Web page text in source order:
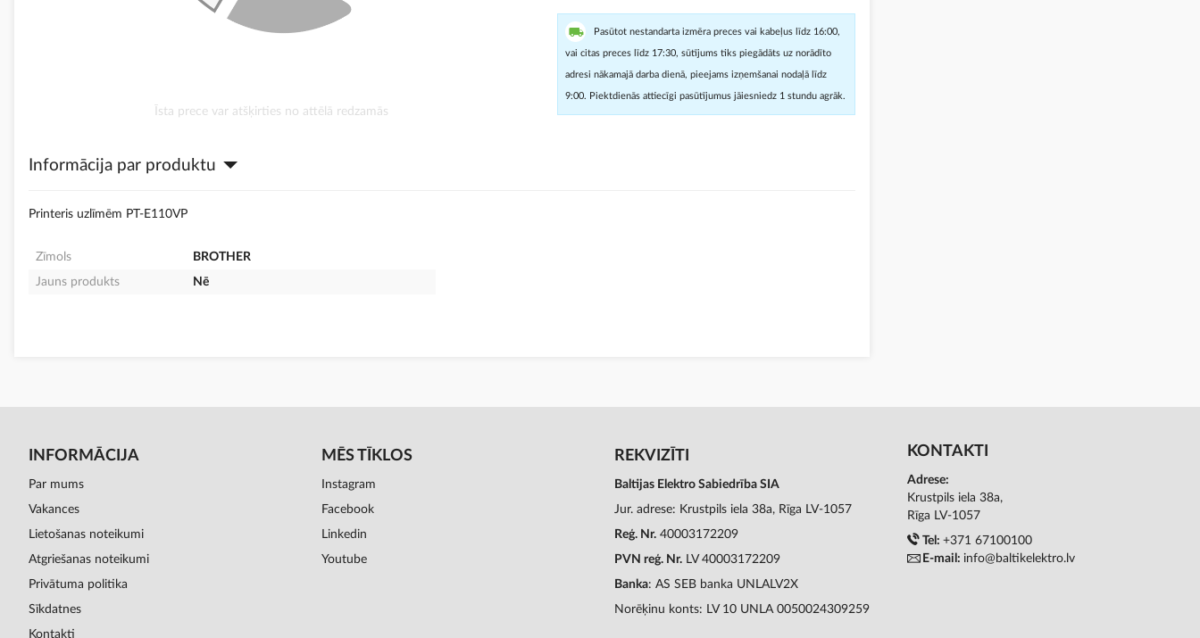
sākumu
Īsta prece var atšķirties no attēlā redzamās
Pasūtot nestandarta izmēra preces vai kabeļus līdz 16:00,
vai citas preces līdz 17:30, sūtījums tiks piegādāts uz norādīto
adresi nākamajā darba dienā, pieejams izņemšanai nodaļā līdz
9:00. Piektdienās attiecīgi pasūtījumus jāiesniedz 1 stundu agrāk.
Informācija par produktu
Printeris uzlīmēm PT-E110VP
Zīmols
BROTHER
Jauns produkts
Nē
INFORMĀCIJA
Par mums
Vakances
Lietošanas noteikumi
Atgriešanas noteikumi
Privātuma politika
Sīkdatnes
Kontakti
MĒS TĪKLOS
Instagram
Facebook
Linkedin
Youtube
REKVIZĪTI
Baltijas Elektro Sabiedrība SIA
Jur. adrese: Krustpils iela 38a, Rīga LV-1057
Reģ. Nr. 40003172209
PVN reģ. Nr. LV 40003172209
Banka: AS SEB banka UNLALV2X
Norēķinu konts: LV 10 UNLA 0050024309259
KONTAKTI
Adrese:
Krustpils iela 38a,
Rīga LV-1057
Tel: +371 67100100
E-mail: info@baltikelektro.lv